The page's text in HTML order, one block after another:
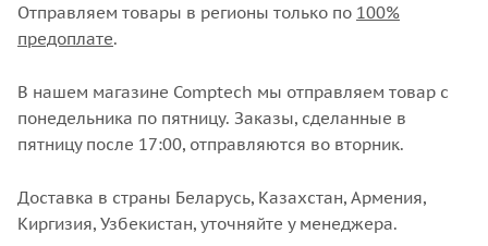
Отправляем товары в регионы только по 100%
предоплате.
В нашем магазине Comptech мы отправляем товар с
понедельника по пятницу. Заказы, сделанные в
пятницу после 17:00, отправляются во вторник.
Доставка в страны Беларусь, Казахстан, Армения,
Киргизия, Узбекистан, уточняйте у менеджера.